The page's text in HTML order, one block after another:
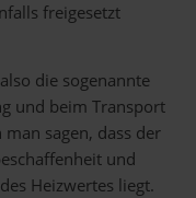
freigesetzt
die sogenannte
und beim Transport
sagen, dass der
und
Heizwertes liegt.